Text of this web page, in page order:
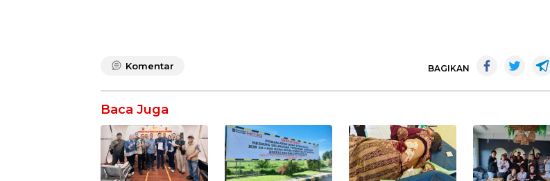
Komentar BAGIKAN
Baca Juga